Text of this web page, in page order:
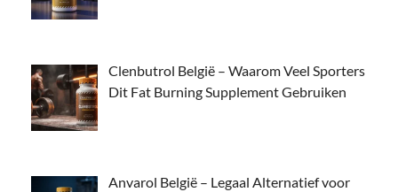
Clenbutrol België – Waarom Veel Sporters
Dit Fat Burning Supplement Gebruiken
Anvarol België – Legaal Alternatief voor